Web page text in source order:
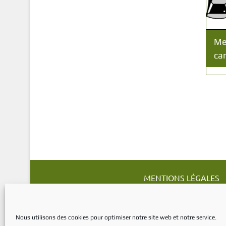
Nous utilisons des cookies pour optimiser notre site web et notre service.
i
MENTIONS LÉGALES